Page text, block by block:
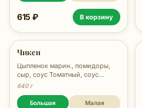
615 ₽ В корзину
Чикен
Цыпленок марин., помидоры,
сыр, соус Томатный, соус
Маонский, зелень, 670 гр.
640 г
Большая Малая